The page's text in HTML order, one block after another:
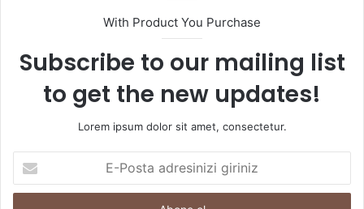
With Product You Purchase
Subscribe to our mailing list
to get the new updates!
Lorem ipsum dolor sit amet, consectetur.
Posta
adresinizi